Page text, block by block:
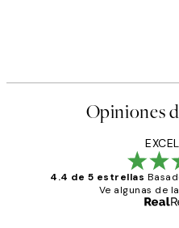
Opiniones
4.4 de 5 estrellas
Ve algunas de